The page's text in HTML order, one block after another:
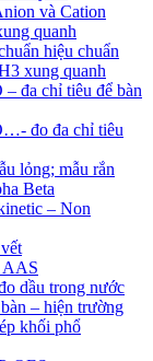
và Cation
quanh
hiệu chuẩn
xung quanh
đa chỉ tiêu để bàn
đo đa chỉ tiêu
lỏng; mẫu rắn
Beta
– Non
AAS
dầu trong nước
– hiện trường
khối phổ